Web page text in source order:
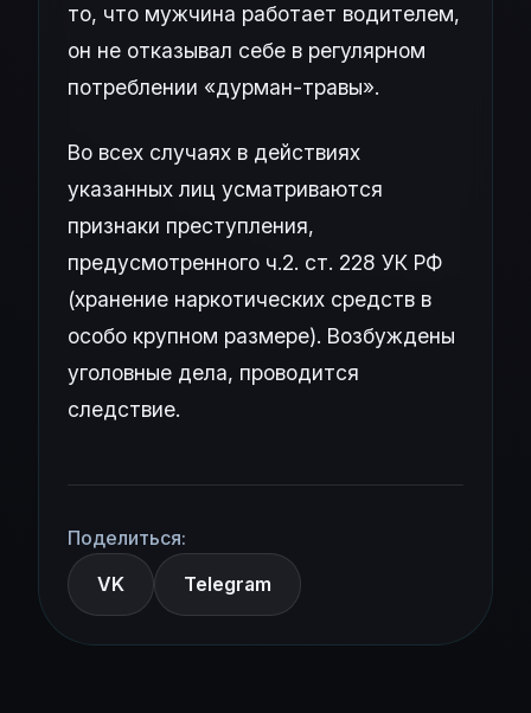
то, что мужчина работает водителем,
он не отказывал себе в регулярном
потреблении «дурман-травы».
Во всех случаях в действиях
указанных лиц усматриваются
признаки преступления,
предусмотренного ч.2. ст. 228 УК РФ
(хранение наркотических средств в
особо крупном размере). Возбуждены
уголовные дела, проводится
следствие.
Поделиться:
VK
Telegram